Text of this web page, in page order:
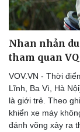
Di sản
Nhan nhản
tham quan
VOV.VN - Thời
Lĩnh, Ba Vì, Hà
là giới trẻ. Theo
khiển xe máy
đánh võng xảy ra